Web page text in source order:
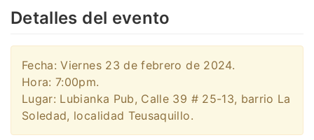
Detalles del evento
Fecha: Viernes 23 de febrero de 2024.
Hora: 7:00pm.
Lugar: Lubianka Pub, Calle 39 # 25-13, barrio La
Soledad, localidad Teusaquillo.